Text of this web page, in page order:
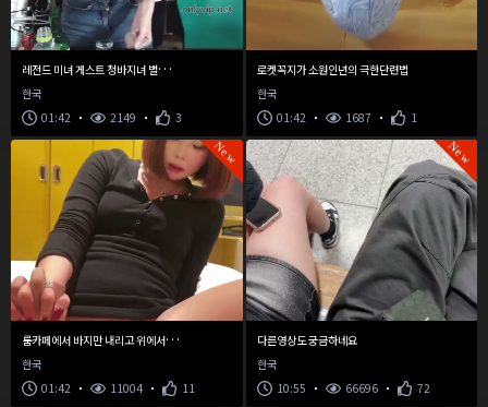
레
전드 미녀 게스트 청바지녀 별창남 박살
한국
01:42
2149 3
로켓꼭지가 소원인년의 극한단련법
한국
01:42
1687 1
New
룸
카페에서 바지만 내리고 위에서 꾸우욱 꾹
한국
01:42
11004 11
New
다른영상도 궁금하네요
한국
10:55
66696 72